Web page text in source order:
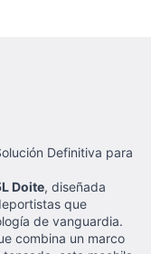
Definitiva para
Doite, diseñada
que
de vanguardia.
combina un marco